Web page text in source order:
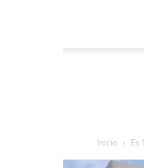
Inicio Es